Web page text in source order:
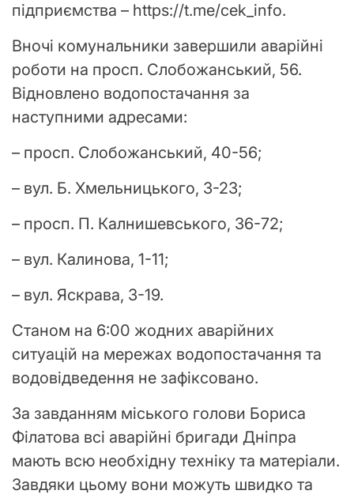
підприємства – https://t.me/cek_info.
Вночі комунальники завершили аварійні
роботи на просп. Слобожанський, 56.
Відновлено водопостачання за
наступними адресами:
– просп. Слобожанський, 40-56;
– вул. Б. Хмельницького, 3-23;
– просп. П. Калнишевського, 36-72;
– вул. Калинова, 1-11;
– вул. Яскрава, 3-19.
Станом на 6:00 жодних аварійних
ситуацій на мережах водопостачання та
водовідведення не зафіксовано.
За завданням міського голови Бориса
Філатова всі аварійні бригади Дніпра
мають всю необхідну техніку та матеріали.
Завдяки цьому вони можуть швидко та